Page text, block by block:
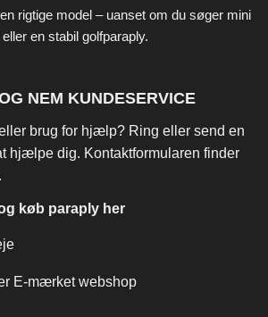
rigtige model – uanset om du søger mini
eller en stabil golfparaply.
NEM KUNDESERVICE
brug for hjælp? Ring eller send en
hjælpe dig. Kontaktformularen finder
køb paraply her